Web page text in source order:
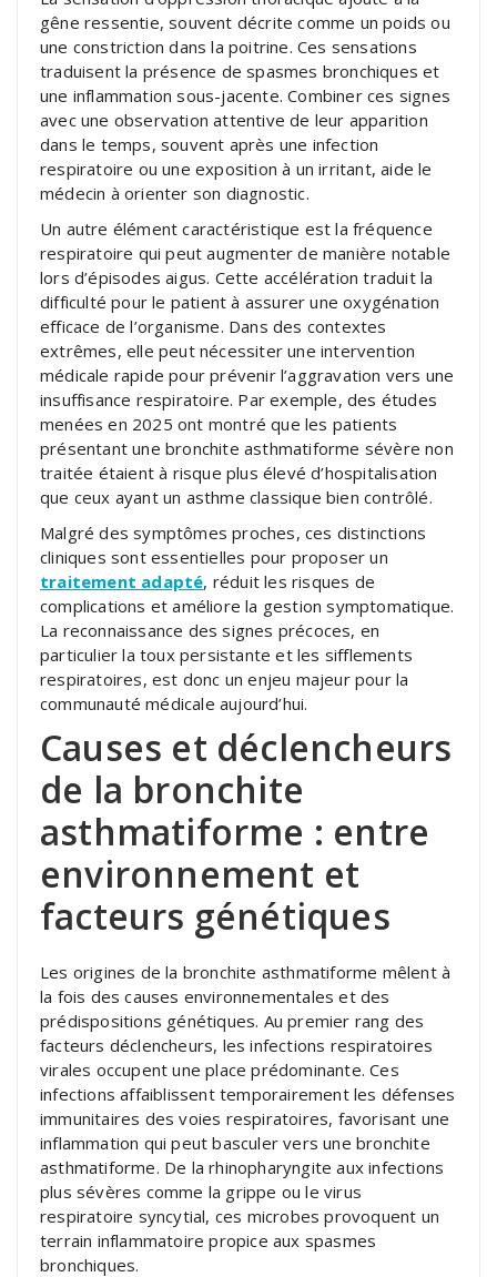
gêne ressentie, souvent décrite comme un poids ou
une constriction dans la poitrine. Ces sensations
traduisent la présence de spasmes bronchiques et
une inflammation sous-jacente. Combiner ces signes
avec une observation attentive de leur apparition
dans le temps, souvent après une infection
respiratoire ou une exposition à un irritant, aide le
médecin à orienter son diagnostic.
Un autre élément caractéristique est la fréquence
respiratoire qui peut augmenter de manière notable
lors d’épisodes aigus. Cette accélération traduit la
difficulté pour le patient à assurer une oxygénation
efficace de l’organisme. Dans des contextes
extrêmes, elle peut nécessiter une intervention
médicale rapide pour prévenir l’aggravation vers une
insuffisance respiratoire. Par exemple, des études
menées en 2025 ont montré que les patients
présentant une bronchite asthmatiforme sévère non
traitée étaient à risque plus élevé d’hospitalisation
que ceux ayant un asthme classique bien contrôlé.
Malgré des symptômes proches, ces distinctions
cliniques sont essentielles pour proposer un
traitement adapté, réduit les risques de
complications et améliore la gestion symptomatique.
La reconnaissance des signes précoces, en
particulier la toux persistante et les sifflements
respiratoires, est donc un enjeu majeur pour la
communauté médicale aujourd’hui.
Causes et déclencheurs
de la bronchite
asthmatiforme : entre
environnement et
facteurs génétiques
Les origines de la bronchite asthmatiforme mêlent à
la fois des causes environnementales et des
prédispositions génétiques. Au premier rang des
facteurs déclencheurs, les infections respiratoires
virales occupent une place prédominante. Ces
infections affaiblissent temporairement les défenses
immunitaires des voies respiratoires, favorisant une
inflammation qui peut basculer vers une bronchite
asthmatiforme. De la rhinopharyngite aux infections
plus sévères comme la grippe ou le virus
respiratoire syncytial, ces microbes provoquent un
terrain inflammatoire propice aux spasmes
bronchiques.